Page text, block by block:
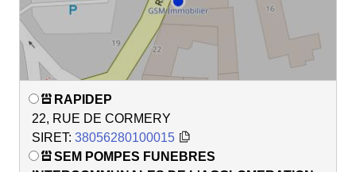
RAPIDEP
22, RUE DE CORMERY
SIRET: 38056280100015
SEM POMPES FUNEBRES